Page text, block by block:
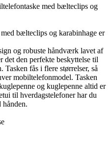
med bælteclips og
bælteclips og karabinhage er
og robuste håndværk lavet af
den perfekte beskyttelse til
fås i flere størrelser, så
mobiltelefonmodel. Tasken
og kuglepenne altid er
til hverdagstelefoner har du